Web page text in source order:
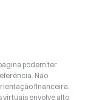
podem ter
Não
financeira,
virtuais envolve alto